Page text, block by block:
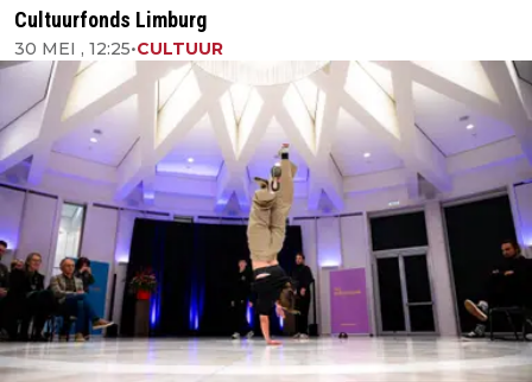
Cultuurfonds Limburg
30 MEI , 12:25•CULTUUR